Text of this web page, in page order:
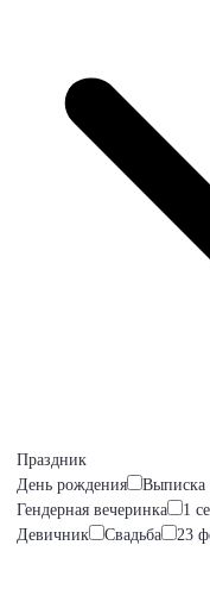
Праздник
День рождения
Выписка
Гендерная вечеринка
1
Девичник
Свадьба 23